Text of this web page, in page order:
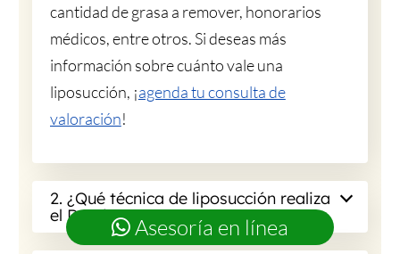
cantidad de grasa a remover, honorarios
médicos, entre otros. Si deseas más
información sobre cuánto vale una
liposucción, ¡agenda tu consulta de
valoración!
2. ¿Qué técnica de liposucción realiza
el Dr. Diego Franco?Asesoría en línea